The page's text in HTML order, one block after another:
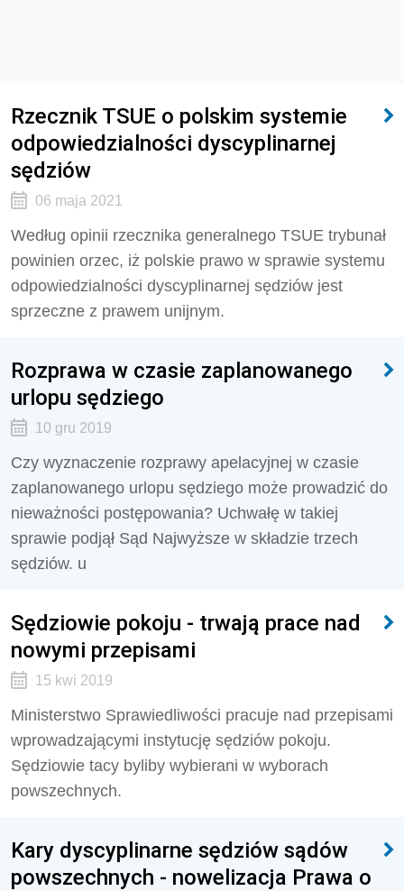
Rzecznik TSUE o polskim systemie
odpowiedzialności dyscyplinarnej
sędziów
06 maja 2021
Według opinii rzecznika generalnego TSUE trybunał
powinien orzec, iż polskie prawo w sprawie systemu
odpowiedzialności dyscyplinarnej sędziów jest
sprzeczne z prawem unijnym.
Rozprawa w czasie zaplanowanego
urlopu sędziego
10 gru 2019
Czy wyznaczenie rozprawy apelacyjnej w czasie
zaplanowanego urlopu sędziego może prowadzić do
nieważności postępowania? Uchwałę w takiej
sprawie podjął Sąd Najwyższe w składzie trzech
sędziów. u
Sędziowie pokoju - trwają prace nad
nowymi przepisami
15 kwi 2019
Ministerstwo Sprawiedliwości pracuje nad przepisami
wprowadzającymi instytucję sędziów pokoju.
Sędziowie tacy byliby wybierani w wyborach
powszechnych.
Kary dyscyplinarne sędziów sądów
powszechnych - nowelizacja Prawa o